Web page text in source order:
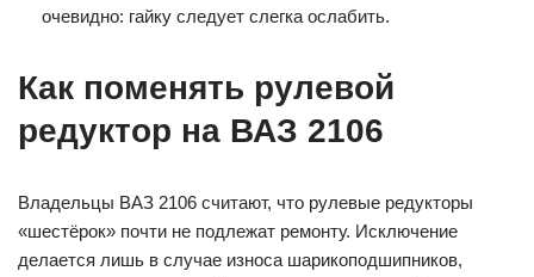
очевидно: гайку следует слегка ослабить.
Как поменять рулевой
редуктор на ВАЗ 2106
Владельцы ВАЗ 2106 считают, что рулевые редукторы
«шестёрок» почти не подлежат ремонту. Исключение
делается лишь в случае износа шарикоподшипников,